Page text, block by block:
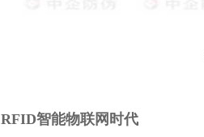
RFID智能物联网时代